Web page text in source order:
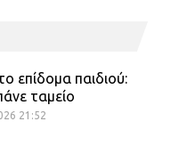
επίδομα παιδιού:
ταμείο
21:52